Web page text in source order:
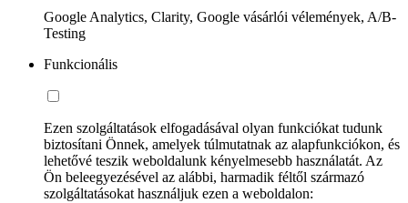
Google Analytics, Clarity, Google vásárlói vélemények, A/B-
Testing
Funkcionális
Ezen szolgáltatások elfogadásával olyan funkciókat tudunk
biztosítani Önnek, amelyek túlmutatnak az alapfunkciókon, és
lehetővé teszik weboldalunk kényelmesebb használatát. Az
Ön beleegyezésével az alábbi, harmadik féltől származó
szolgáltatásokat használjuk ezen a weboldalon: